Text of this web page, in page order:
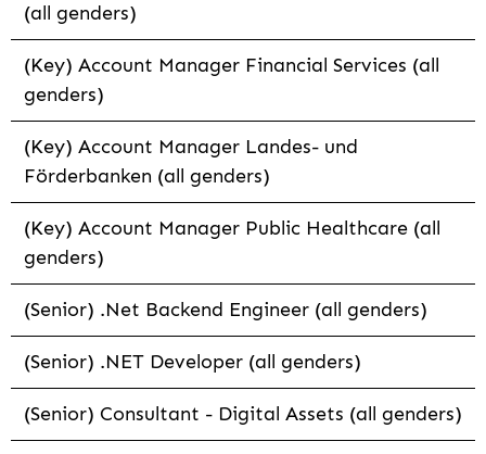
(all genders)
(Key) Account Manager Financial Services (all
genders)
(Key) Account Manager Landes- und
Förderbanken (all genders)
(Key) Account Manager Public Healthcare (all
genders)
(Senior) .Net Backend Engineer (all genders)
(Senior) .NET Developer (all genders)
(Senior) Consultant - Digital Assets (all genders)